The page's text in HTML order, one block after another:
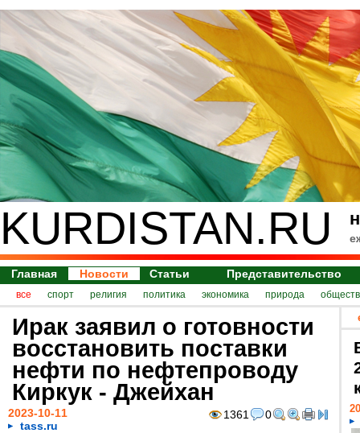
KURDISTAN.RU
Главная Новости Статьи Представительство
все спорт религия политика экономика природа
Ирак заявил о готовности
восстановить поставки
нефти по нефтепроводу
Киркук - Джейхан
1361 0
2023-10-11
tass.ru